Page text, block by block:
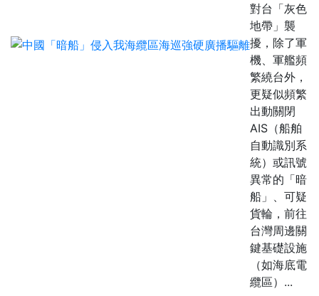
對台「灰色
地帶」襲
擾，除了軍
機、軍艦頻
繁繞台外，
更疑似頻繁
出動關閉
AIS（船舶
自動識別系
統）或訊號
異常的「暗
船」、可疑
貨輪，前往
台灣周邊關
鍵基礎設施
（如海底電
纜區）...